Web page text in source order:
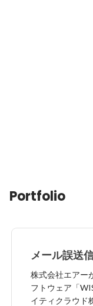
Portfolio
メール誤送
ITreview
高位「
株式会社エアー
フトウェア「
イティクラウド